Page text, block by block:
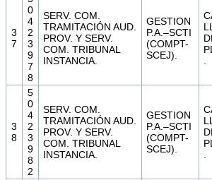
3
7
0
4
2
3
9
7
8
SERV. COM.
TRAMITACIÓN AUD.
PROV. Y SERV.
COM. TRIBUNAL
INSTANCIA.
GESTION
P.A.–SCTI
(COMPT-
SCEJ).
3
8
5
0
4
2
3
9
8
2
SERV. COM.
TRAMITACIÓN AUD.
PROV. Y SERV.
COM. TRIBUNAL
INSTANCIA.
GESTION
P.A.–SCTI
(COMPT-
SCEJ).